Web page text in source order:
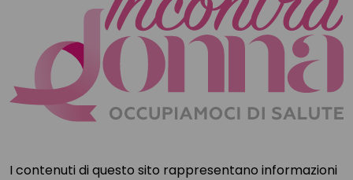
I contenuti di questo sito rappresentano informazioni